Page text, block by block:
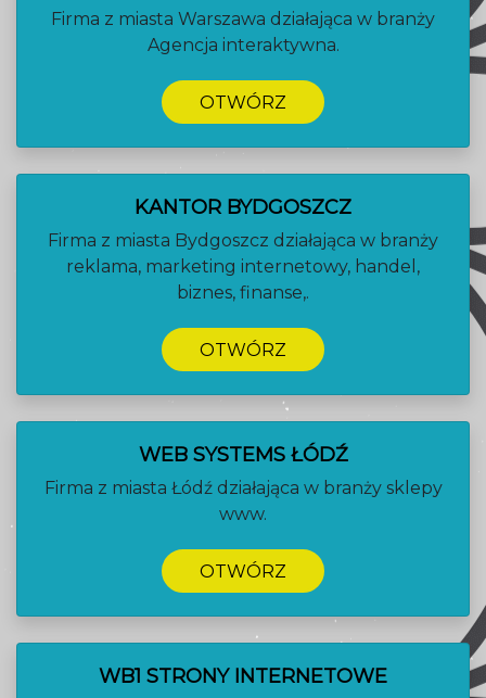
Firma z miasta Warszawa działająca w branży
Agencja interaktywna.
OTWÓRZ
KANTOR BYDGOSZCZ
Firma z miasta Bydgoszcz działająca w branży
reklama, marketing internetowy, handel,
biznes, finanse,.
OTWÓRZ
WEB SYSTEMS ŁÓDŹ
Firma z miasta Łódź działająca w branży sklepy
www.
OTWÓRZ
WB1 STRONY INTERNETOWE